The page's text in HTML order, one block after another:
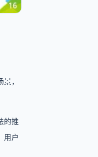
，
的推
用户